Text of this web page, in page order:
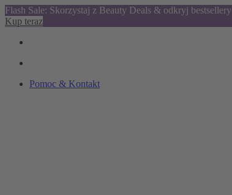
Flash Sale: Skorzystaj z Beauty Deals & odkryj bestsellery
Kup teraz
Pomoc & Kontakt